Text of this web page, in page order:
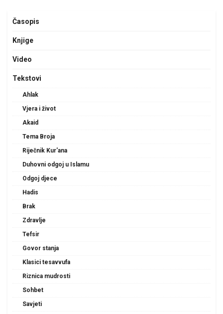
Časopis
Knjige
Video
Tekstovi
Ahlak
Vjera i život
Akaid
Tema Broja
Riječnik Kur'ana
Duhovni odgoj u Islamu
Odgoj djece
Hadis
Brak
Zdravlje
Tefsir
Govor stanja
Klasici tesavvufa
Riznica mudrosti
Sohbet
Savjeti